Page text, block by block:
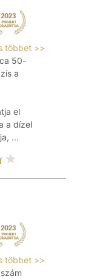
többet >>
50-
a
el
a dízel
...
többet >>